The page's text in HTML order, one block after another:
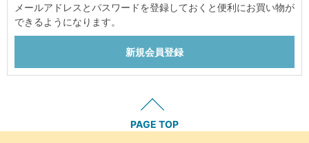
メールアドレスとパスワードを登録しておくと便利にお買い物が
できるようになります。
PAGE TOP